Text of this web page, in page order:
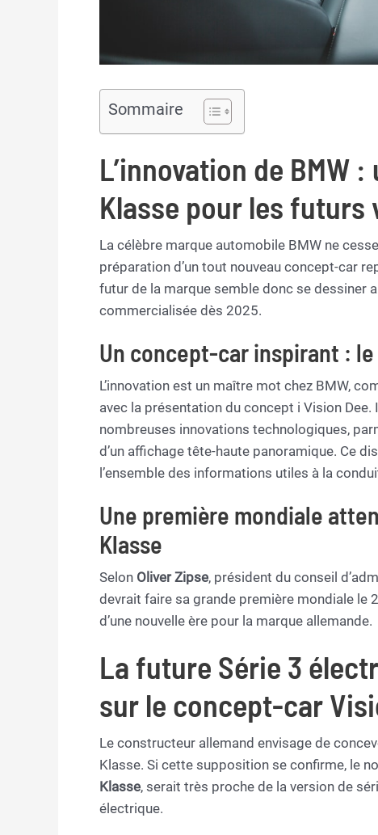
Sommaire
L’innovation de BMW
Klasse pour les futurs
La célèbre marque automobile BMW ne
préparation d’un tout nouveau concept-car
futur de la marque semble donc se dessiner
commercialisée dès 2025.
Un concept-car inspirant : le
L’innovation est un maître mot chez BMW,
avec la présentation du concept i Vision Dee.
nombreuses innovations technologiques,
d’un affichage tête-haute panoramique. Ce
l’ensemble des informations utiles à la
Une première mondiale
Klasse
Selon Oliver Zipse, président du conseil
devrait faire sa grande première mondiale le
d’une nouvelle ère pour la marque allemande.
La future Série 3
sur le concept-car
Le constructeur allemand envisage de
Klasse. Si cette supposition se confirme, le
Klasse, serait très proche de la version de
électrique.